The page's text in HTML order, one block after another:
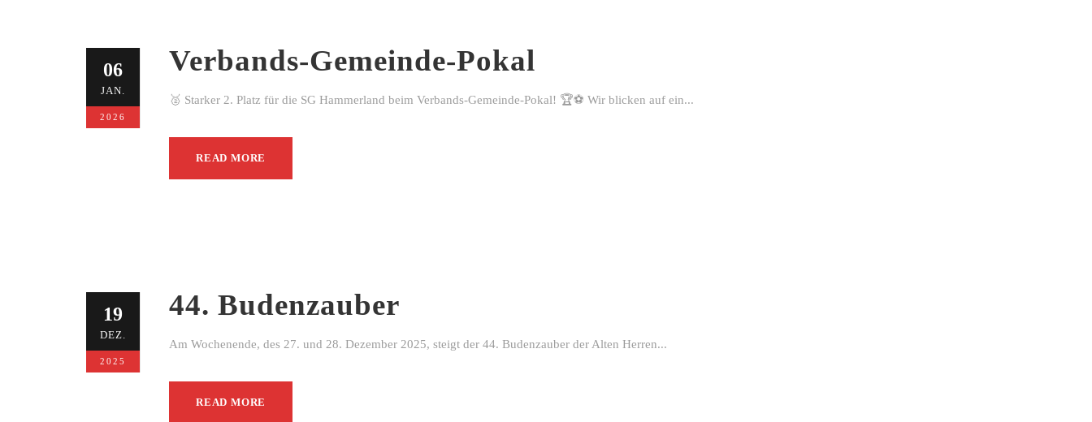
06
JAN.
2026
Verbands-Gemeinde-Pokal
🥈 Starker 2. Platz für die SG Hammerland beim Verbands-Gemeinde-Pokal! 🏆⚽ Wir blicken auf ein...
READ MORE
19
DEZ.
2025
44. Budenzauber
Am Wochenende, des 27. und 28. Dezember 2025, steigt der 44. Budenzauber der Alten Herren...
READ MORE